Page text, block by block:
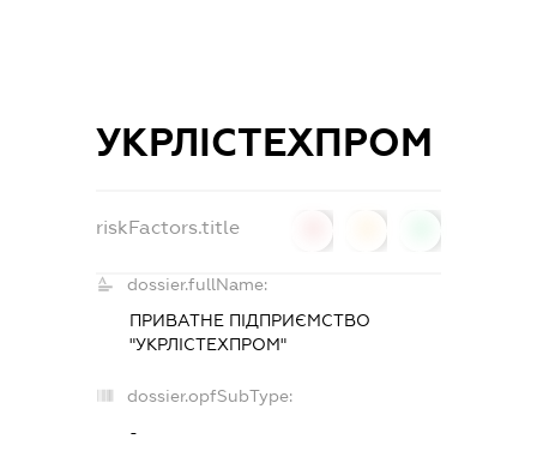
УКРЛІСТЕХПРОМ
riskFactors.title
dossier.fullName:
ПРИВАТНЕ ПІДПРИЄМСТВО
"УКРЛІСТЕХПРОМ"
dossier.opfSubType:
-